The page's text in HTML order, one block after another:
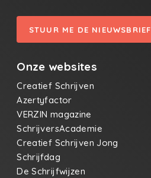
STUUR ME DE NIEUWSBRIEF
Onze websites
Creatief Schrijven
Azertyfactor
VERZIN magazine
SchrijversAcademie
Creatief Schrijven Jong
Schrijfdag
De Schrijfwijzen